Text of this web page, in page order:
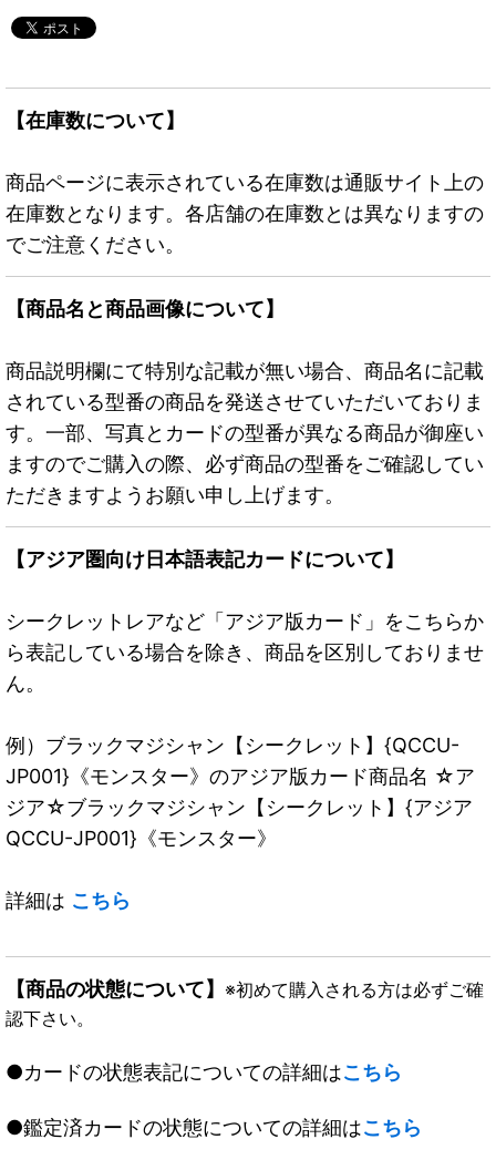
【在庫数について】
商品ページに表示されている在庫数は通販サイト上の
在庫数となります。各店舗の在庫数とは異なりますの
でご注意ください。
【商品名と商品画像について】
商品説明欄にて特別な記載が無い場合、商品名に記載
されている型番の商品を発送させていただいておりま
す。一部、写真とカードの型番が異なる商品が御座い
ますのでご購入の際、必ず商品の型番をご確認してい
ただきますようお願い申し上げます。
【アジア圏向け日本語表記カードについて】
シークレットレアなど「アジア版カード」をこちらか
ら表記している場合を除き、商品を区別しておりませ
ん。
例）ブラックマジシャン【シークレット】{QCCU-
JP001}《モンスター》のアジア版カード商品名 ☆ア
ジア☆ブラックマジシャン【シークレット】{アジア
QCCU-JP001}《モンスター》
詳細は こちら
【商品の状態について】 ※初めて購入される方は必ずご確
認下さい。
●カードの状態表記についての詳細はこちら
●鑑定済カードの状態についての詳細はこちら